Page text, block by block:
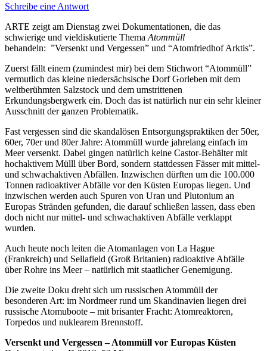
Schreibe eine Antwort
ARTE zeigt am Dienstag zwei Dokumentationen, die das
schwierige und vieldiskutierte Thema Atommüll
behandeln: ”Versenkt und Vergessen” und “Atomfriedhof Arktis”.
Zuerst fällt einem (zumindest mir) bei dem Stichwort “Atommüll”
vermutlich das kleine niedersächsische Dorf Gorleben mit dem
weltberühmten Salzstock und dem umstrittenen
Erkundungsbergwerk ein. Doch das ist natürlich nur ein sehr kleiner
Ausschnitt der ganzen Problematik.
Fast vergessen sind die skandalösen Entsorgungspraktiken der 50er,
60er, 70er und 80er Jahre: Atommüll wurde jahrelang einfach im
Meer versenkt. Dabei gingen natürlich keine Castor-Behälter mit
hochaktivem Mülll über Bord, sondern stattdessen Fässer mit mittel-
und schwachaktiven Abfällen. Inzwischen dürften um die 100.000
Tonnen radioaktiver Abfälle vor den Küsten Europas liegen. Und
inzwischen werden auch Spuren von Uran und Plutonium an
Europas Stränden gefunden, die darauf schließen lassen, dass eben
doch nicht nur mittel- und schwachaktiven Abfälle verklappt
wurden.
Auch heute noch leiten die Atomanlagen von La Hague
(Frankreich) und Sellafield (Groß Britanien) radioaktive Abfälle
über Rohre ins Meer – natürlich mit staatlicher Genemigung.
Die zweite Doku dreht sich um russischen Atommüll der
besonderen Art: im Nordmeer rund um Skandinavien liegen drei
russische Atomuboote – mit brisanter Fracht: Atomreaktoren,
Torpedos und nuklearem Brennstoff.
Versenkt und Vergessen – Atommüll vor Europas Küsten